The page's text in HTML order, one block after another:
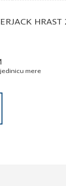
HRAST
mere